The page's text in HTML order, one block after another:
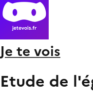
Je te vois
Etude de